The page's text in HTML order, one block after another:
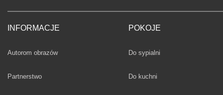
INFORMACJE
Autorom obrazów
Partnerstwo
POKOJE
Fototapety
Do sypialni
Fototapety
Do kuchni